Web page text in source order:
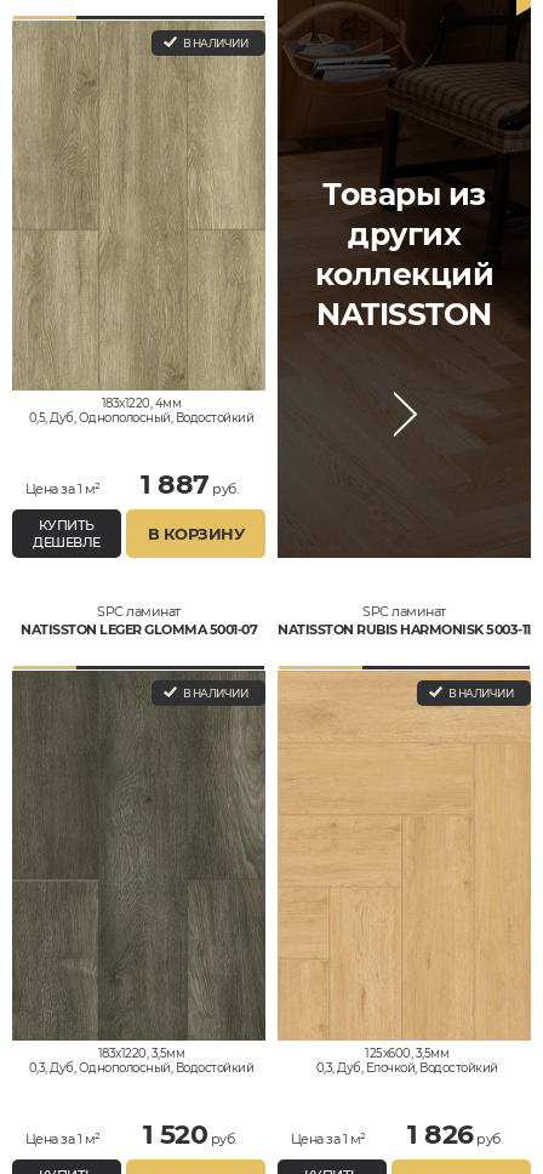
В НАЛИЧИИ
183x1220, 4мм
0,5, Дуб, Однополосный, Водостойкий
Цена за 1 м² 1 887 руб.
КУПИТЬ
ДЕШЕВЛЕ
В КОРЗИНУ
Товары из
других
коллекций
NATISSTON
SPC ламинат
NATISSTON LEGER GLOMMA 5001-07
В НАЛИЧИИ
183x1220, 3,5мм
0,3, Дуб, Однополосный, Водостойкий
Цена за 1 м² 1 520 руб.
SPC ламинат
NATISSTON RUBIS HARMONISK 5003-11
В НАЛИЧИИ
125x600, 3,5мм
0,3, Дуб, Елочкой, Водостойкий
Цена за 1 м² 1 826руб.